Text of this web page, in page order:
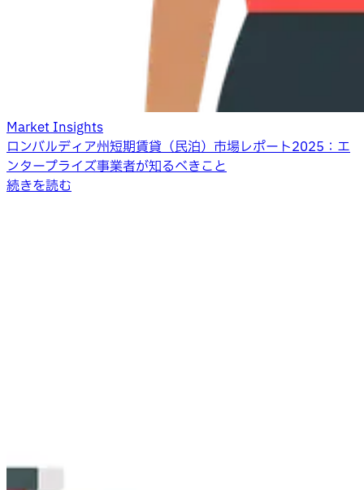
Market Insights
ロンバルディア州短期賃貸（民泊）市場レポート2025：エ
ンタープライズ事業者が知るべきこと
続きを読む